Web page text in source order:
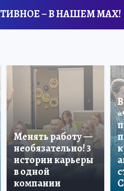
– В НАШЕМ MAX!
Менять работу —
необязательно! 3
истории карьеры
в одной
компании